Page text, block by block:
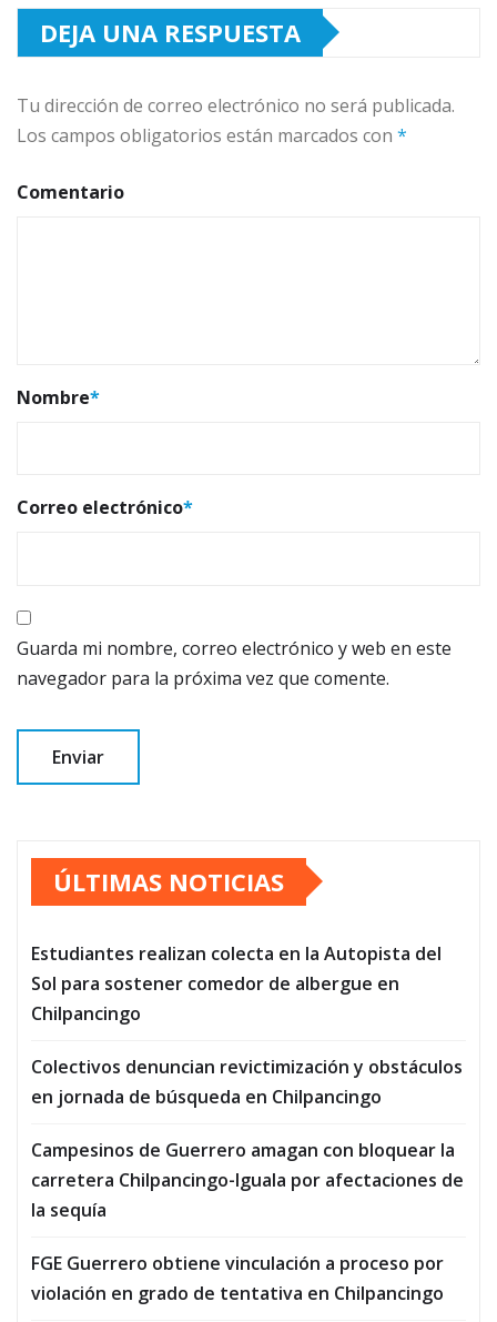
DEJA UNA RESPUESTA
Tu dirección de correo electrónico no será publicada.
Los campos obligatorios están marcados con *
Comentario
Nombre*
Correo electrónico*
Guarda mi nombre, correo electrónico y web en este
navegador para la próxima vez que comente.
ÚLTIMAS NOTICIAS
Estudiantes realizan colecta en la Autopista del
Sol para sostener comedor de albergue en
Chilpancingo
Colectivos denuncian revictimización y obstáculos
en jornada de búsqueda en Chilpancingo
Campesinos de Guerrero amagan con bloquear la
carretera Chilpancingo-Iguala por afectaciones de
la sequía
FGE Guerrero obtiene vinculación a proceso por
violación en grado de tentativa en Chilpancingo